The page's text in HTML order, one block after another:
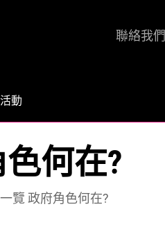
活動
聯絡我們
何在?
覽 政府角色何在?